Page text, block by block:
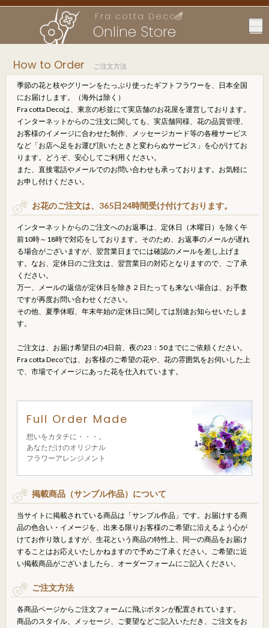
Fra cotta Deco
Online Store
How to Order ご注文方法
季節の花と枝やグリーンをたっぷり使ったギフトフラワーを、日本全国
にお届けします。（海外は除く）
Fra cotta Decoは、東京の杉並にて実店舗のお花屋を運営しております。
インターネットからのご注文に関しても、実店舗同様、花の品質管理、
お客様のイメージに合わせた制作、メッセージカード等の各種サービス
など「お店へ足をお運び頂いたときと変わらぬサービス」を心がけてお
ります。どうぞ、安心してご利用ください。
また、直接電話やメールでのお問い合わせも承っております。お気軽に
お申し付けください。
お花のご注文は、365日24時間受け付けております。
インターネットからのご注文へのお返事は、定休日（木曜日）を除く午
前10時～18時で対応をしております。そのため、お返事のメールが遅れ
る場合がございますが、翌営業日までには確認のメールを差し上げま
す。なお、定休日のご注文は、翌営業日の対応となりますので、ご了承
ください。
万一、メールの返信が定休日を除き２日たっても来ない場合は、お手数
ですが再度お問い合わせください。
その他、夏季休暇、年末年始の定休日に関しては別途お知らせいたしま
す。
ご注文は、お届け希望日の4日前、夜の23：50までにご依頼ください。
Fra cotta Decoでは、お客様のご希望の花や、花の雰囲気をお伺いした上
で、市場でイメージにあった花を仕入れています。
Full Order Made
想いをカタチに・・・。
あなただけのオリジナル
フラワーアレンジメント
掲載商品（サンプル作品）について
当サイトに掲載されている商品は「サンプル作品」です。お届けする商
品の色合い・イメージを、出来る限りお客様のご希望に沿えるよう心が
けてお作り致しますが、生花という商品の特性上、同一の商品をお届け
することはお応えいたしかねますので予めご了承ください。ご希望に近
い掲載商品がございましたら、オーダーフォームにご記入ください。
ご注文方法
各商品ページからご注文フォームに飛ぶボタンが配置されています。
商品のスタイル、メッセージ、ご要望などご記入いただき、ご注文をお